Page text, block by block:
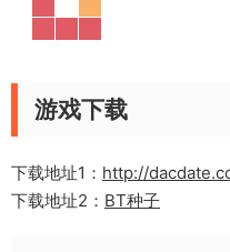
游戏下载
下载地址1： http://
下载地址2： BT种子